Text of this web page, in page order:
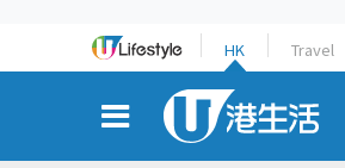
HK Travel